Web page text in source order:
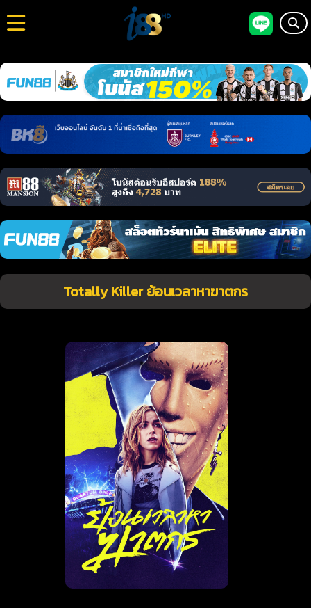
Totally Killer ย้อนเวลาหาฆาตกร